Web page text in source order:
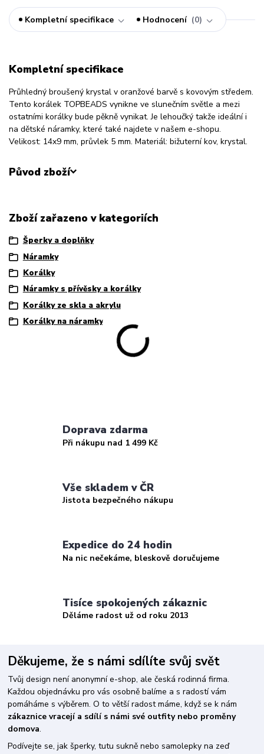
Kompletní specifikace Hodnocení 0
Kompletní specifikace
Průhledný broušený krystal v oranžové barvě s kovovým středem.
Tento korálek TOPBEADS vynikne ve slunečním světle a mezi
ostatními korálky bude pěkně vynikat. Je lehoučký takže ideální i
na dětské náramky, které také najdete v našem e-shopu.
Velikost: 14x9 mm, průvlek 5 mm. Materiál: bižuterní kov, krystal.
Původ zboží
Zboží zařazeno v kategoriích
Šperky a doplňky
Náramky
Korálky
Náramky s přívěsky a korálky
Korálky ze skla a akrylu
Korálky na náramky
Doprava zdarma
Při nákupu nad 1 499 Kč
Vše skladem v ČR
Jistota bezpečného nákupu
Expedice do 24 hodin
Na nic nečekáme, bleskově doručujeme
Tisíce spokojených zákaznic
Děláme radost už od roku 2013
Děkujeme, že s námi sdílíte svůj svět
Tvůj design není anonymní e-shop, ale česká rodinná firma.
Každou objednávku pro vás osobně balíme a s radostí vám
pomáháme s výběrem. O to větší radost máme, když se k nám
zákaznice vracejí a sdílí s námi své outfity nebo proměny
domova.
Podívejte se, jak šperky, tutu sukně nebo samolepky na zeď